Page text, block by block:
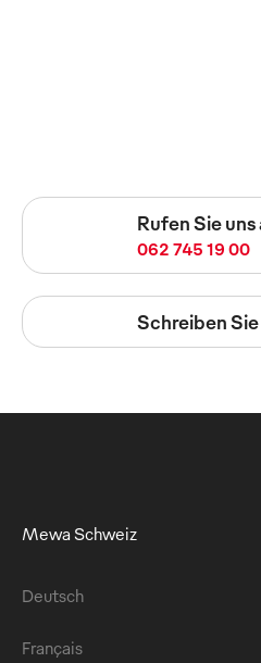
Rufen Sie uns
062 745 19 00
Schreiben
Mewa Schweiz
Deutsch
Français